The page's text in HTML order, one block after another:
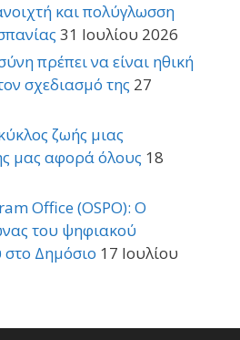
και πολύγλωσση
31 Ιουλίου 2026
πρέπει να είναι ηθική
σχεδιασμό της 27
ζωής μιας
μας αφορά όλους 18
Office (OSPO): Ο
του ψηφιακού
Δημόσιο 17 Ιουλίου